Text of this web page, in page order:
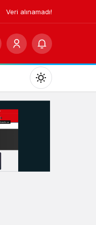
Veri alınamadı!
Mod
değiştir